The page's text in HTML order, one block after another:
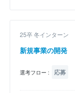
25卒 冬インターン
新規事業の開発
選考フロー : 応募